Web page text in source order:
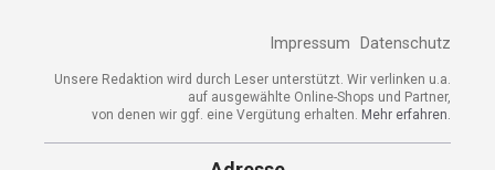
Impressum Datenschutz
Unsere Redaktion wird durch Leser unterstützt. Wir verlinken u.a.
auf ausgewählte Online-Shops und Partner,
von denen wir ggf. eine Vergütung erhalten. Mehr erfahren.